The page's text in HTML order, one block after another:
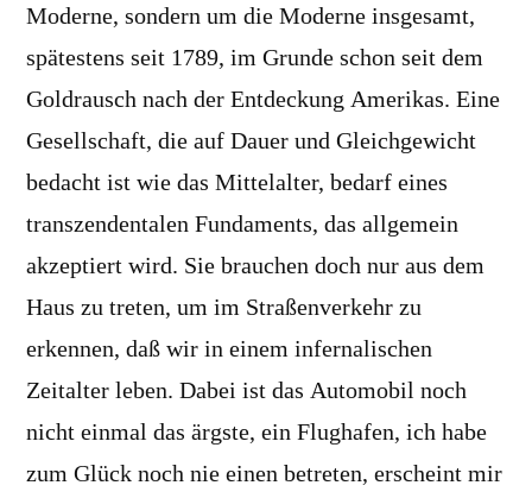
Moderne, sondern um die Moderne insgesamt,
spätestens seit 1789, im Grunde schon seit dem
Goldrausch nach der Entdeckung Amerikas. Eine
Gesellschaft, die auf Dauer und Gleichgewicht
bedacht ist wie das Mittelalter, bedarf eines
transzendentalen Fundaments, das allgemein
akzeptiert wird. Sie brauchen doch nur aus dem
Haus zu treten, um im Straßenverkehr zu
erkennen, daß wir in einem infernalischen
Zeitalter leben. Dabei ist das Automobil noch
nicht einmal das ärgste, ein Flughafen, ich habe
zum Glück noch nie einen betreten, erscheint mir